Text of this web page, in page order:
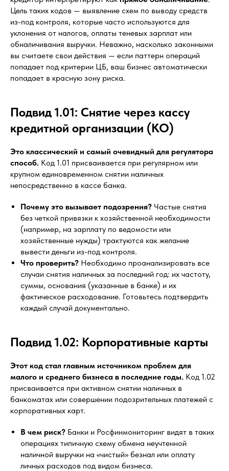
Цель таких кодов — выявление схем по выводу средств
из-под контроля, которые часто используются для
уклонения от налогов, оплаты теневых зарплат или
обналичивания выручки. Неважно, насколько законными
вы считаете свои действия — если паттерн операций
попадает под критерии ЦБ, ваш бизнес автоматически
попадает в красную зону риска.
Подвид 1.01: Снятие через кассу
кредитной организации (КО)
Это классический и самый очевидный для регулятора
способ. Код 1.01 присваивается при регулярном или
крупном единовременном снятии наличных
непосредственно в кассе банка.
Почему это вызывает подозрения? Частые снятия
без четкой привязки к хозяйственной необходимости
(например, на зарплату по ведомости или
хозяйственные нужды) трактуются как желание
вывести деньги из-под контроля.
Что проверить? Необходимо проанализировать все
случаи снятия наличных за последний год: их частоту,
суммы, основания (указанные в банке) и их
фактическое расходование. Готовьтесь подтвердить
каждый случай документально.
Подвид 1.02: Корпоративные карты
Этот код стал главным источником проблем для
малого и среднего бизнеса в последние годы. Код 1.02
присваивается при активном снятии наличных в
банкоматах или совершении подозрительных платежей с
корпоративных карт.
В чем риск? Банки и Росфинмониторинг видят в таких
операциях типичную схему обмена неучтенной
наличной выручки на «чистый» безнал или оплату
личных расходов под видом бизнеса.